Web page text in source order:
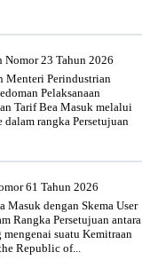
Nomor 23 Tahun 2026
Menteri Perindustrian
Pelaksanaan
Tarif Bea Masuk melalui
dalam rangka Persetujuan
61 Tahun 2026
Masuk dengan Skema User
Rangka Persetujuan antara
suatu Kemitraan
Republic of...